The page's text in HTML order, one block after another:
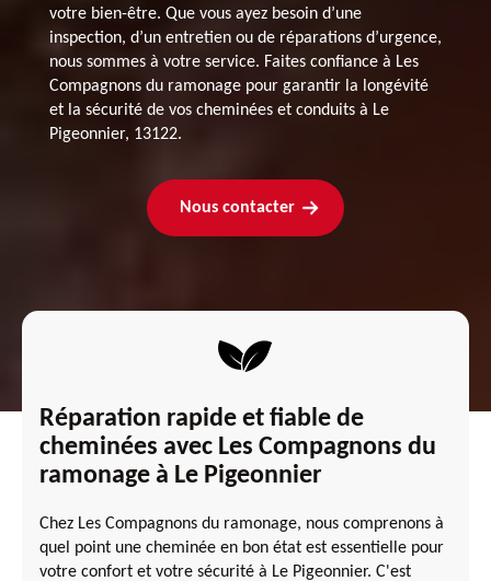
votre bien-être. Que vous ayez besoin d’une
inspection, d’un entretien ou de réparations d’urgence,
nous sommes à votre service. Faites confiance à Les
Compagnons du ramonage pour garantir la longévité
et la sécurité de vos cheminées et conduits à Le
Pigeonnier, 13122.
Nous contacter
Réparation rapide et fiable de
cheminées avec Les Compagnons du
ramonage à Le Pigeonnier
Chez Les Compagnons du ramonage, nous comprenons à
quel point une cheminée en bon état est essentielle pour
votre confort et votre sécurité à Le Pigeonnier. C'est